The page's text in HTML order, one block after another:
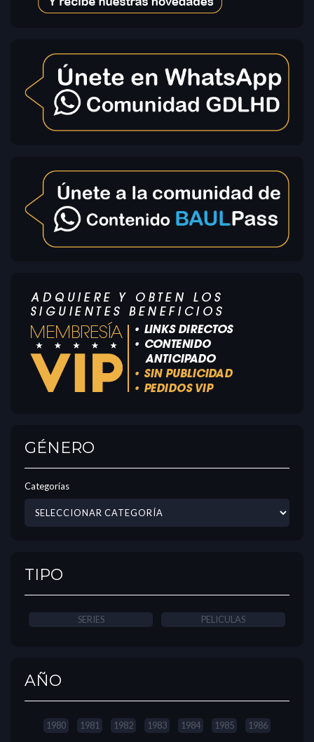
GÉNERO
Categorías
TIPO
SERIES PELICULAS
AÑO
1980 1981 1982 1983 1984 1985 1986